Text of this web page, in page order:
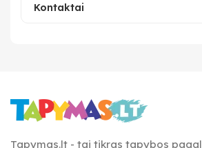
Kontaktai
Tapymas.lt - tai tikras tapybos pagal